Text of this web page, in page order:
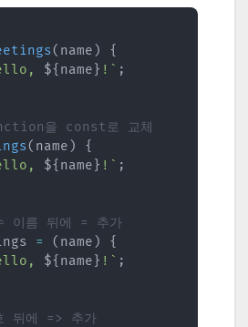
( name )
{
${ name } ! ` ;
을 const로 교체
( name )
{
${ name } ! ` ;
이름 뒤에 = 추가
= ( name )
{
${ name } ! ` ;
뒤에 => 추가